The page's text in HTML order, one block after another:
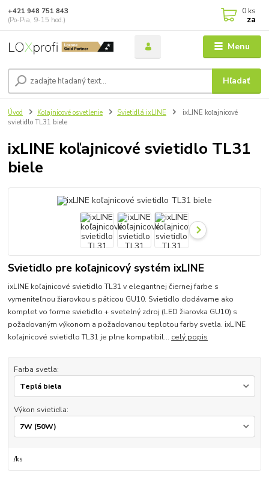
Menu
Hľadať
+421 948 751 843
(Po-Pia, 9-15 hod.)
0 ks
za
Úvod Koľajnicové osvetlenie Svietidlá ixLINE
ixLINE koľajnicové
svietidlo TL31 biele
ixLINE koľajnicové svietidlo TL31
biele
Svietidlo pre koľajnicový systém ixLINE
ixLINE koľajnicové svietidlo TL31 v elegantnej čiernej farbe s
vymeniteľnou žiarovkou s päticou GU10. Svietidlo dodávame ako
komplet vo forme svietidlo + svetelný zdroj (LED žiarovka GU10) s
požadovaným výkonom a požadovanou teplotou farby svetla. ixLINE
koľajnicové svietidlo TL31 je plne kompatibil... celý popis
Farba svetla:
Výkon svietidla:
/ks